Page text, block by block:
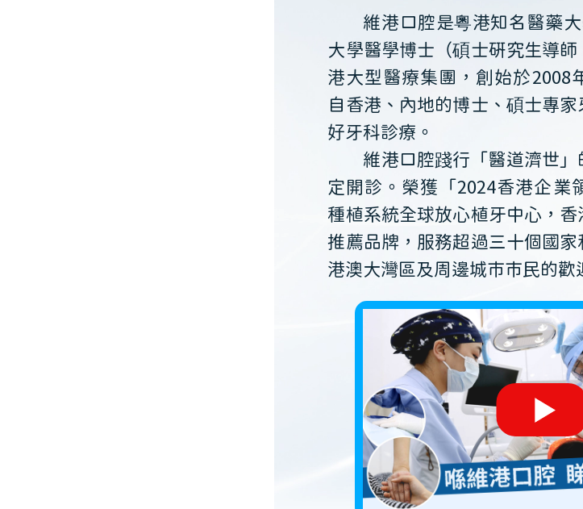
維港口腔是粵港知名醫藥
大學醫學博士（碩士研究生導
港大型醫療集團，創始於2008
自香港、內地的博士、碩士專
好牙科診療。
維港口腔踐行「醫道濟世
定開診。榮獲「2024香港企業
種植系統全球放心植牙中心，
推薦品牌，服務超過三十個國
港澳大灣區及周邊城市市民的歡